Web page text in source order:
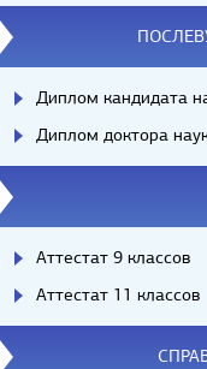
Диплом кандидата
Диплом доктора
Аттестат 9 классов
Аттестат 11 классов